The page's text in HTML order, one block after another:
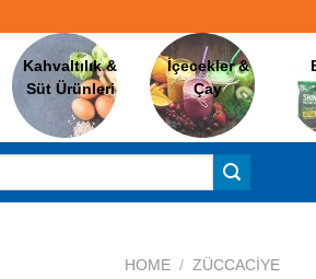
Kahvaltılık &
Süt Ürünleri
İçecekler &
Çay
HOME / ZÜCCACIYE